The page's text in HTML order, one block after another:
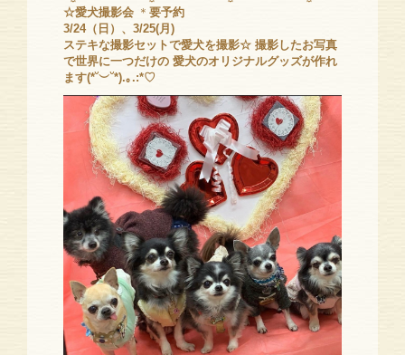
☆愛犬撮影会 ＊要予約
3/24（日）、3/25(月)
ステキな撮影セットで愛犬を撮影☆ 撮影したお写真
で世界に一つだけの 愛犬のオリジナルグッズが作れ
ます(*˘︶˘*).｡.:*♡